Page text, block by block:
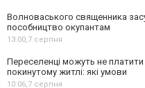
Волноваського священника
пособництво окупантам
13:00,7 серпня
Переселенці можуть не
покинутому житлі: які умови
10:06,7 серпня